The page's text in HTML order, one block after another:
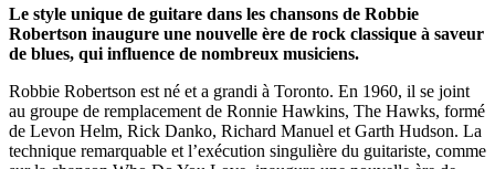
Le style unique de guitare dans les chansons de Robbie
Robertson inaugure une nouvelle ère de rock classique à saveur
de blues, qui influence de nombreux musiciens.
Robbie Robertson est né et a grandi à Toronto. En 1960, il se joint
au groupe de remplacement de Ronnie Hawkins, The Hawks, formé
de Levon Helm, Rick Danko, Richard Manuel et Garth Hudson. La
technique remarquable et l’exécution singulière du guitariste, comme